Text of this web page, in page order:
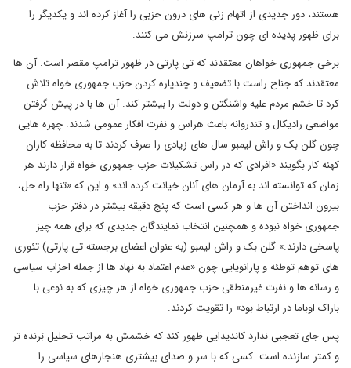
هستند، دور جدیدی از اتهام زنی های درون حزبی را آغاز کرده اند و یکدیگر را
برای ظهور پدیده ای چون ترامپ سرزنش می کنند.
برخی جمهوری خواهان معتقدند که تی پارتی در ظهور ترامپ مقصر است. آن ها
معتقدند که جناح راست با تضعیف و چندپاره کردن حزب جمهوری خواه تلاش
کرد تا خشم مردم علیه واشنگتن و دولت را بیشتر کند. آن ها با در پیش گرفتن
مواضعی رادیکال و تندروانه باعث هراس و نفرت افکار عمومی شدند. چهره هایی
چون گلن بک و راش لیمبو سال های زیادی را صرف کردند تا به محافظه کاران
کهنه کار بگویند «افرادی که در راس تشکیلات حزب جمهوری خواه قرار دارند هر
زمان که توانسته اند به آرمان های آنان خیانت کرده اند» و این که «تنها راه حل،
بیرون انداختن آن ها و هر کسی است که پنج دقیقه بیشتر در دفتر حزب
جمهوری خواه نبوده و همچنین انتخاب نمایندگان جدیدی که برای همه چیز
پاسخی دارند.» گلن بک و راش لیمبو (به عنوان اعضای برجسته تی پارتی) تئوری
های توهم توطئه و پارانویایی چون «عدم اعتماد به نهاد ها از جمله احزاب سیاسی
و رسانه ها و نفرت غیرمنطقی حزب جمهوری خواه از هر چیزی که به نوعی با
باراک اوباما در ارتباط بود» را تقویت کردند.
پس جای تعجبی ندارد کاندیدایی ظهور کند که خشمش به مراتب تحلیل بَرنده تر
و کمتر سازنده است. کسی که با سر و صدای بیشتری هنجارهای سیاسی را